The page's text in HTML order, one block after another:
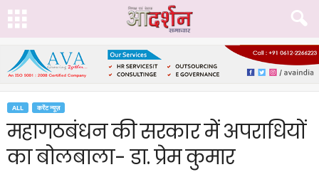
ALL करेंट न्यूज़
महागठबंधन की सरकार में अपराधियों
का बोलबाला- डा. प्रेम कुमार